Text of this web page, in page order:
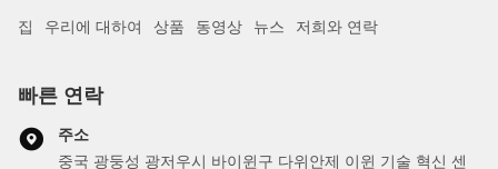
집 우리에 대하여 상품 동영상 뉴스 저희와 연락
빠른 연락
주소
중국 광둥성 광저우시 바이윈구 다위안제 이윈 기술 혁신 센